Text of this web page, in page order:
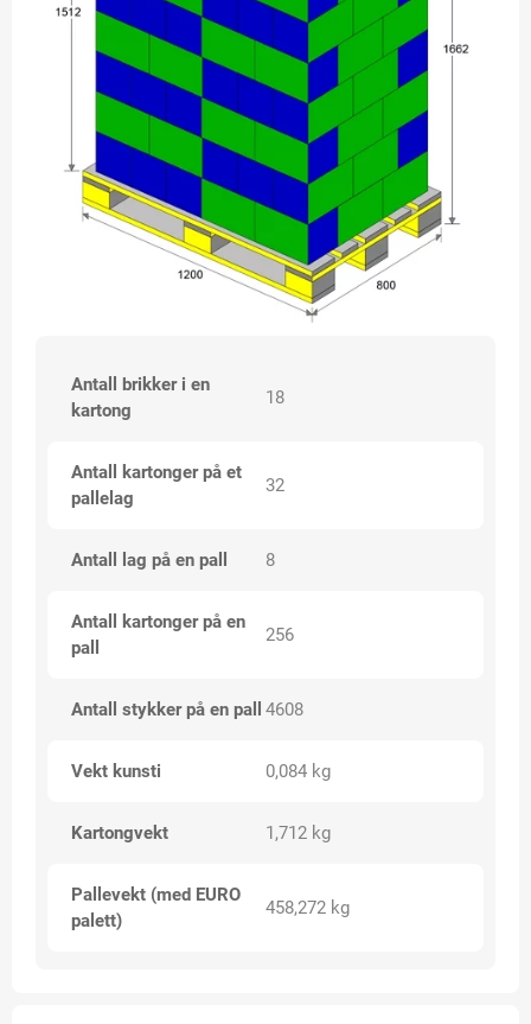
Antall brikker i en
kartong
18
Antall kartonger på et
pallelag
32
Antall lag på en pall 8
Antall kartonger på en
pall
256
Antall stykker på en pall 4608
Vekt kunsti 0,084 kg
Kartongvekt 1,712 kg
Pallevekt (med EURO
palett)
458,272 kg